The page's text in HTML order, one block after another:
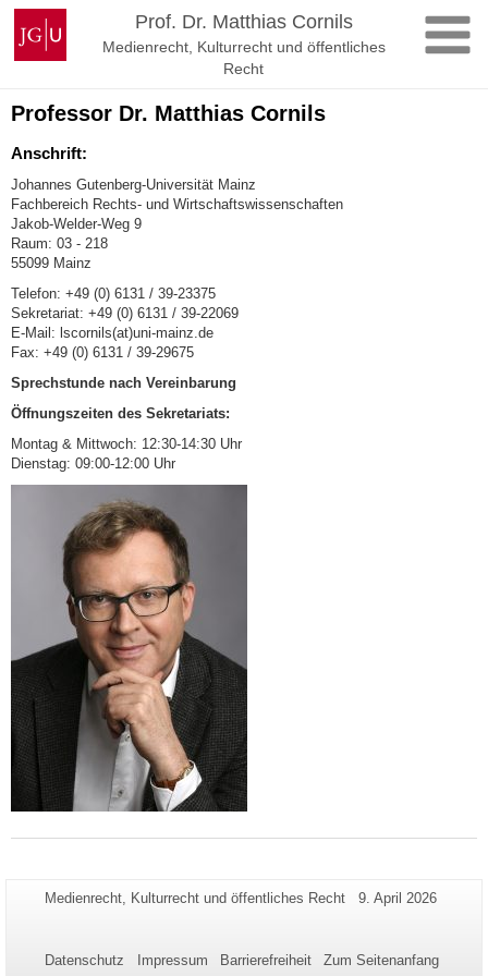
Zum
Inhalt
springen
Johannes
Gutenberg-
Universität
Prof. Dr. Matthias Cornils
Medienrecht, Kulturrecht und öffentliches
Recht
Professor Dr. Matthias Cornils
Anschrift:
Johannes Gutenberg-Universität Mainz
Fachbereich Rechts- und Wirtschaftswissenschaften
Jakob-Welder-Weg 9
Raum: 03 - 218
55099 Mainz
Telefon: +49 (0) 6131 / 39-23375
Sekretariat: +49 (0) 6131 / 39-22069
E-Mail: lscornils(at)uni-mainz.de
Fax: +49 (0) 6131 / 39-29675
Sprechstunde nach Vereinbarung
Öffnungszeiten des Sekretariats:
Montag & Mittwoch: 12:30-14:30 Uhr
Dienstag: 09:00-12:00 Uhr
Zusätzliche
dieser
Seiten-
Medienrecht, Kulturrecht und öffentliches Recht
Letzte
9. April 2026
Datenschutz Impressum Barrierefreiheit Zum Seitenanfang